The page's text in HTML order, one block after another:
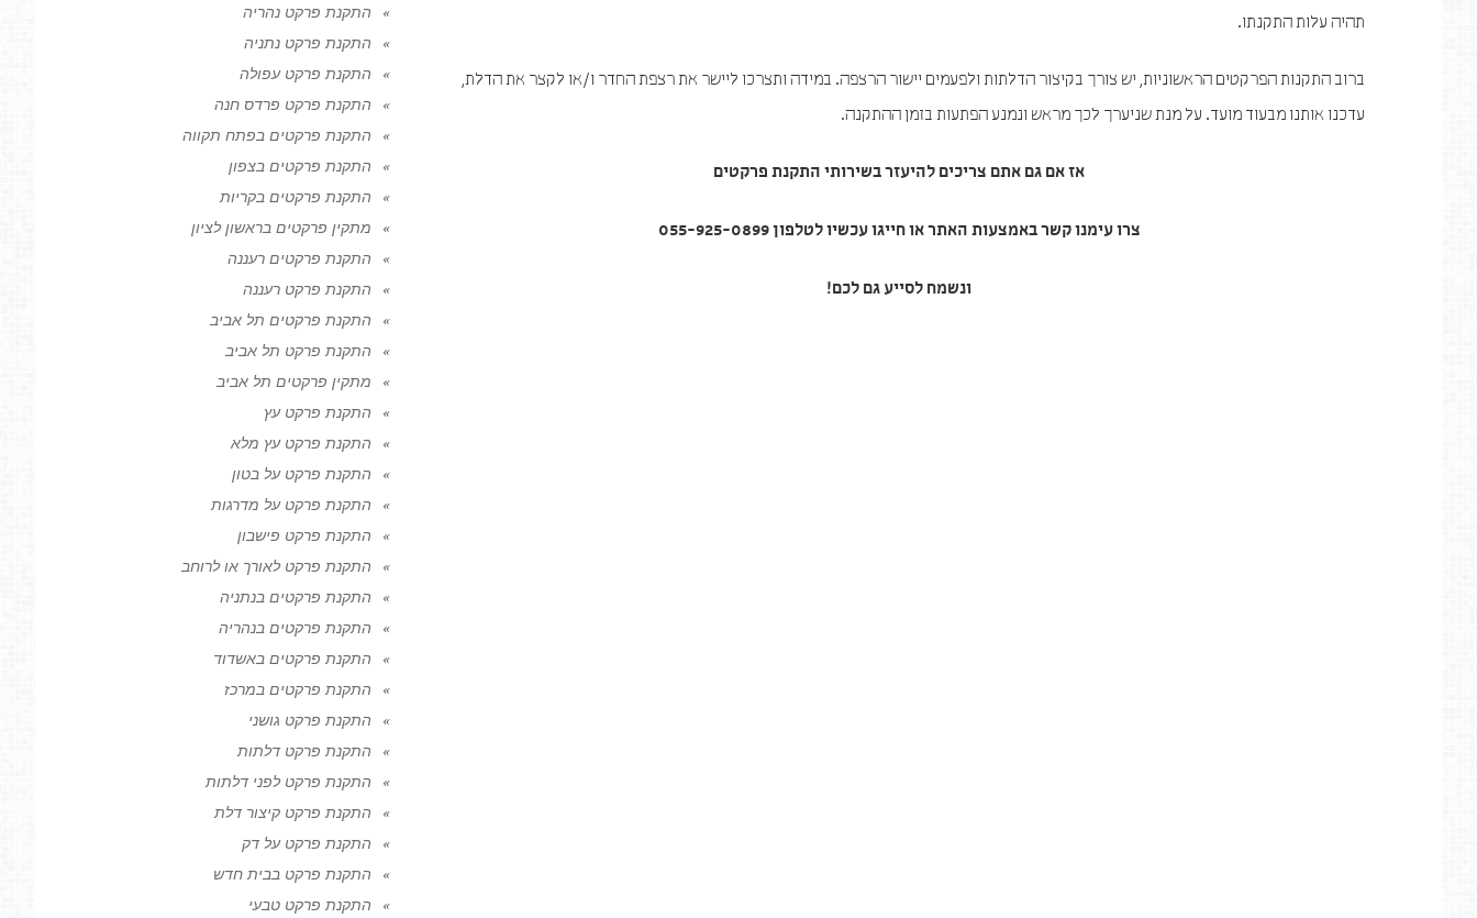
תהיה עלות התקנתו.
ברוב התקנות הפרקטים הראשוניות, יש צורך בקיצור הדלתות ולפעמים יישור הרצפה. במידה ותצרכו ליישר את רצפת החדר ו/או לקצר את הדלת,
עדכנו אותנו מבעוד מועד. על מנת שניערך לכך מראש ונמנע הפתעות בזמן ההתקנה.
אז אם גם אתם צריכים להיעזר בשירותי התקנת פרקטים
צרו עימנו קשר באמצעות האתר או חייגו עכשיו לטלפון 055-925-0899
ונשמח לסייע גם לכם!
התקנת פרקט נהריה
התקנת פרקט נתניה
התקנת פרקט עפולה
התקנת פרקט פרדס חנה
התקנת פרקטים בפתח תקווה
התקנת פרקטים בצפון
התקנת פרקטים בקריות
מתקין פרקטים בראשון לציון
התקנת פרקטים רעננה
התקנת פרקט רעננה
התקנת פרקטים תל אביב
התקנת פרקט תל אביב
מתקין פרקטים תל אביב
התקנת פרקט עץ
התקנת פרקט עץ מלא
התקנת פרקט על בטון
התקנת פרקט על מדרגות
התקנת פרקט פישבון
התקנת פרקט לאורך או לרוחב
התקנת פרקטים בנתניה
התקנת פרקטים בנהריה
התקנת פרקטים באשדוד
התקנת פרקטים במרכז
התקנת פרקט גושני
התקנת פרקט דלתות
התקנת פרקט לפני דלתות
התקנת פרקט קיצור דלת
התקנת פרקט על דק
התקנת פרקט בבית חדש
התקנת פרקט טבעי